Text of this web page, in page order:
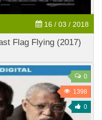
16 / 03 / 2018
Flag Flying (2017)
0
1398
0